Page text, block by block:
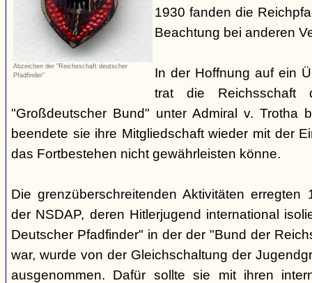
Abzeichen der "Reichsschaft deutscher
Pfadfinder"
1930 fanden die
Beachtung bei anderen
In der Hoffnung auf ein
trat die Reichsschaft
"Großdeutscher Bund" unter Admiral v. Trotha
beendete sie ihre Mitgliedschaft wieder mit der
das Fortbestehen nicht gewährleisten könne.
Die grenzüberschreitenden Aktivitäten
der NSDAP, deren Hitlerjugend international
Deutscher Pfadfinder" in der der "Bund der
war, wurde von der Gleichschaltung der
ausgenommen. Dafür sollte sie mit ihren